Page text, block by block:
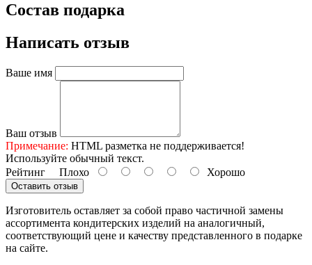
Состав подарка
Написать отзыв
Ваше имя
Ваш отзыв
Примечание: HTML разметка не поддерживается!
Используйте обычный текст.
Рейтинг Плохо Хорошо
Оставить отзыв
Изготовитель оставляет за собой право частичной замены
ассортимента кондитерских изделий на аналогичный,
соответствующий цене и качеству представленного в подарке
на сайте.